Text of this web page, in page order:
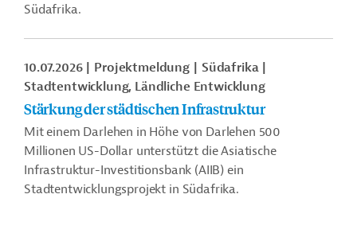
Südafrika.
10.07.2026 Projektmeldung
Südafrika
Stadtentwicklung, Ländliche Entwicklung
Stärkung der städtischen Infrastruktur
Mit einem Darlehen in Höhe von Darlehen 500
Millionen US-Dollar unterstützt die Asiatische
Infrastruktur-Investitionsbank (AIIB) ein
Stadtentwicklungsprojekt in Südafrika.